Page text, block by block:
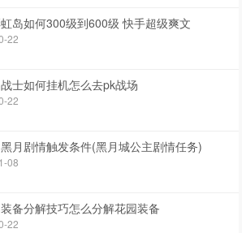
岛如何300级到600级 快手超级爽文
22
士如何挂机怎么去pk战场
22
月剧情触发条件(黑月城公主剧情任务)
08
备分解技巧怎么分解花园装备
22